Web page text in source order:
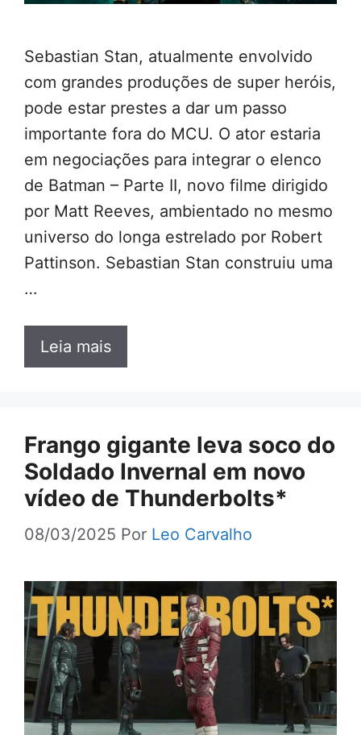
Sebastian Stan, atualmente envolvido
com grandes produções de super heróis,
pode estar prestes a dar um passo
importante fora do MCU. O ator estaria
em negociações para integrar o elenco
de Batman – Parte II, novo filme dirigido
por Matt Reeves, ambientado no mesmo
universo do longa estrelado por Robert
Pattinson. Sebastian Stan construiu uma
…
Leia mais
Frango gigante leva soco do
Soldado Invernal em novo
vídeo de Thunderbolts*
08/03/2025 Por Leo Carvalho